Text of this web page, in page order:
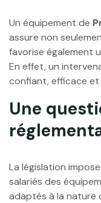
Un équipement de
assure non
favorise également
En effet, un
confiant, efficace et
Une
La législation
salariés des
adaptés à la nature